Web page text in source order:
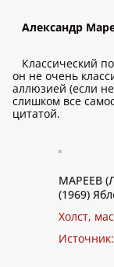
Александр
Классический
он не очень
аллюзией (если
слишком все
цитатой.
МАРЕЕВ
(1969)
Холст,